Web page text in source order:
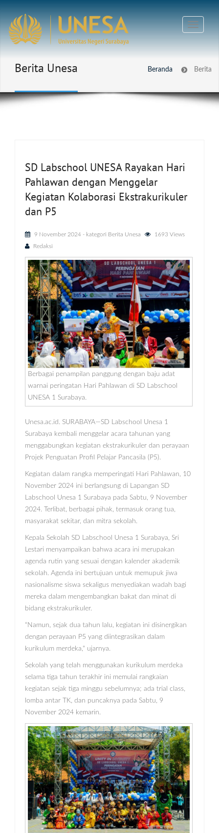
Berita Unesa Beranda Berita
SD Labschool UNESA Rayakan Hari
Pahlawan dengan Menggelar
Kegiatan Kolaborasi Ekstrakurikuler
dan P5
9 November 2024 - kategori Berita Unesa
1693 Views
Redaksi
Berbagai penampilan panggung dengan baju adat
warnai peringatan Hari Pahlawan di SD Labschool
UNESA 1 Surabaya.
Unesa.ac.id. SURABAYA—SD Labschool Unesa 1
Surabaya kembali menggelar acara tahunan yang
menggabungkan kegiatan ekstrakurikuler dan perayaan
Projek Penguatan Profil Pelajar Pancasila (P5).
Kegiatan dalam rangka memperingati Hari Pahlawan, 10
November 2024 ini berlangsung di Lapangan SD
Labschool Unesa 1 Surabaya pada Sabtu, 9 November
2024. Terlibat, berbagai pihak, termasuk orang tua,
masyarakat sekitar, dan mitra sekolah.
Kepala Sekolah SD Labschool Unesa 1 Surabaya, Sri
Lestari menyampaikan bahwa acara ini merupakan
agenda rutin yang sesuai dengan kalender akademik
sekolah. Agenda ini bertujuan untuk memupuk jiwa
nasionalisme siswa sekaligus menyediakan wadah bagi
mereka dalam mengembangkan bakat dan minat di
bidang ekstrakurikuler.
“Namun, sejak dua tahun lalu, kegiatan ini disinergikan
dengan perayaan P5 yang diintegrasikan dalam
kurikulum merdeka," ujarnya.
Sekolah yang telah menggunakan kurikulum merdeka
selama tiga tahun terakhir ini memulai rangkaian
kegiatan sejak tiga minggu sebelumnya; ada trial class,
lomba antar TK, dan puncaknya pada Sabtu, 9
November 2024 kemarin.